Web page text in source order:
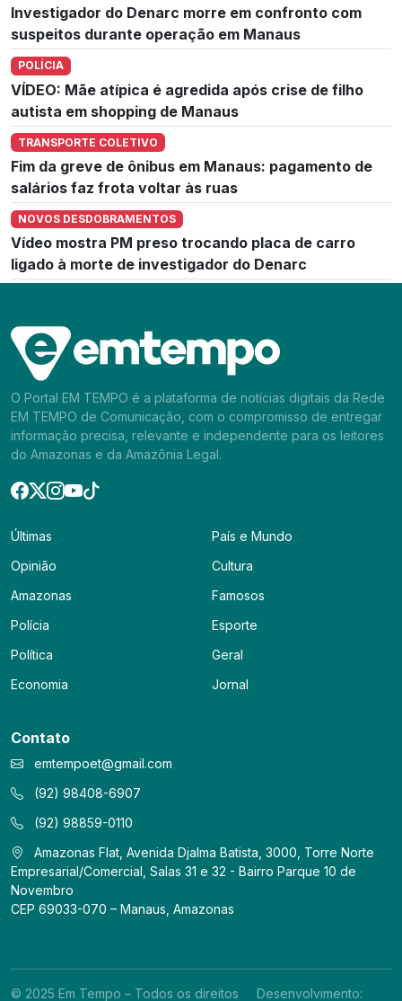
Investigador do Denarc morre em confronto com
suspeitos durante operação em Manaus
POLÍCIA
VÍDEO: Mãe atípica é agredida após crise de filho
autista em shopping de Manaus
TRANSPORTE COLETIVO
Fim da greve de ônibus em Manaus: pagamento de
salários faz frota voltar às ruas
NOVOS DESDOBRAMENTOS
Vídeo mostra PM preso trocando placa de carro
ligado à morte de investigador do Denarc
O Portal EM TEMPO é a plataforma de notícias digitais da Rede
EM TEMPO de Comunicação, com o compromisso de entregar
informação precisa, relevante e independente para os leitores
do Amazonas e da Amazônia Legal.
Últimas
Opinião
Amazonas
Polícia
Política
Economia
País e Mundo
Cultura
Famosos
Esporte
Geral
Jornal
Contato
emtempoet@gmail.com
(92) 98408-6907
(92) 98859-0110
Amazonas Flat, Avenida Djalma Batista, 3000, Torre Norte
Empresarial/Comercial, Salas 31 e 32 - Bairro Parque 10 de
Novembro
CEP 69033-070 – Manaus, Amazonas
© 2025 Em Tempo – Todos os direitos Desenvolvimento: